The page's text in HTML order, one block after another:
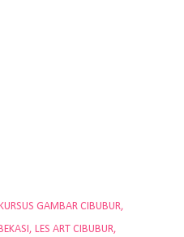
KURSUS GAMBAR CIBUBUR
LES ART CIBUBUR